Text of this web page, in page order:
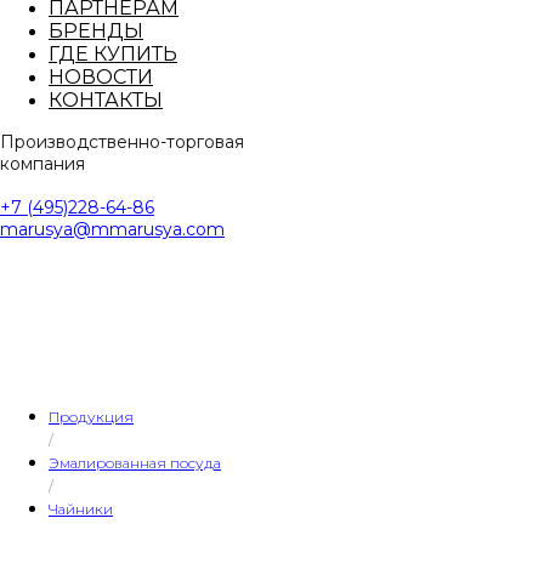
ПАРТНЕРАМ
БРЕНДЫ
ГДЕ КУПИТЬ
НОВОСТИ
КОНТАКТЫ
Производственно-торговая
компания
+7 (495)228-64-86
marusya@mmarusya.com
Продукция
/
Эмалированная посуда
/
Чайники